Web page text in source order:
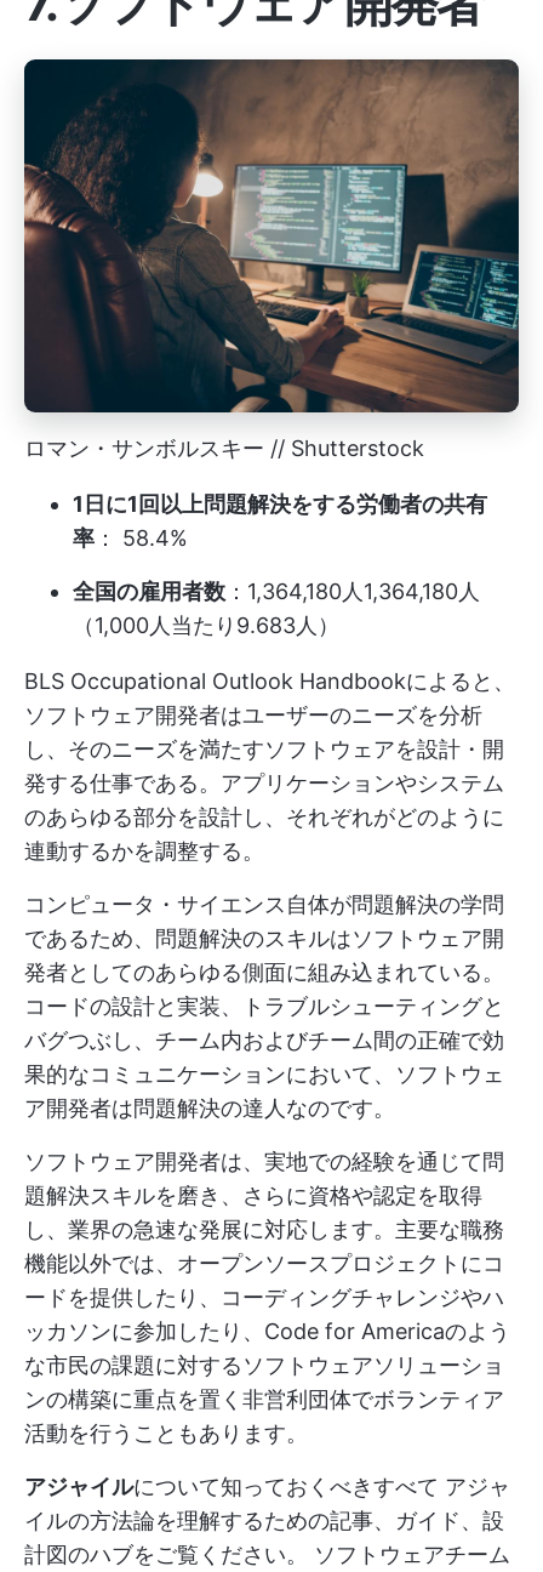
ロマン・サンボルスキー // Shutterstock
1日に1回以上問題解決をする労働者の共有
率 ： 58.4%
全国の雇用者数 ：1,364,180人1,364,180人
（1,000人当たり9.683人）
BLS Occupational Outlook Handbookによると、
ソフトウェア開発者はユーザーのニーズを分析
し、そのニーズを満たすソフトウェアを設計・開
発する仕事である。アプリケーションやシステム
のあらゆる部分を設計し、それぞれがどのように
連動するかを調整する。
コンピュータ・サイエンス自体が問題解決の学問
であるため、問題解決のスキルはソフトウェア開
発者としてのあらゆる側面に組み込まれている。
コードの設計と実装、トラブルシューティングと
バグつぶし、チーム内およびチーム間の正確で効
果的なコミュニケーションにおいて、ソフトウェ
ア開発者は問題解決の達人なのです。
ソフトウェア開発者は、実地での経験を通じて問
題解決スキルを磨き、さらに資格や認定を取得
し、業界の急速な発展に対応します。主要な職務
機能以外では、オープンソースプロジェクトにコ
ードを提供したり、コーディングチャレンジやハ
ッカソンに参加したり、Code for Americaのよう
な市民の課題に対するソフトウェアソリューショ
ンの構築に重点を置く非営利団体でボランティア
活動を行うこともあります。
アジャイルについて知っておくべきすべて アジャ
イルの方法論を理解するための記事、ガイド、設
計図のハブをご覧ください。 ソフトウェアチーム